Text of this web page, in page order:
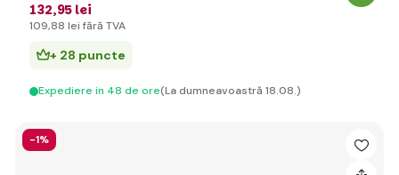
132,95 lei
109,88 lei fără TVA
+ 28 puncte
Expediere in 48 de ore(La dumneavoastră 18.08.)
-1%